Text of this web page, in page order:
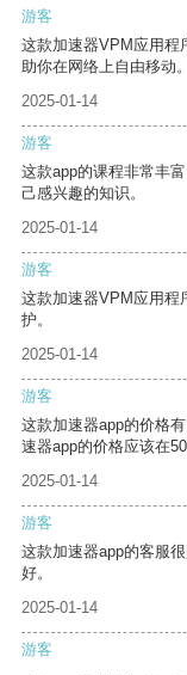
游客
这款加速器VPM应用程
助你在网络上自由移动。
2025-01-14
游客
这款app的课程非常丰
己感兴趣的知识。
2025-01-14
游客
这款加速器VPM应用程
护。
2025-01-14
游客
这款加速器app的价格
速器app的价格应该在
2025-01-14
游客
这款加速器app的客服
好。
2025-01-14
游客